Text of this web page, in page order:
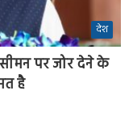
देश
पर जोर देने के
है